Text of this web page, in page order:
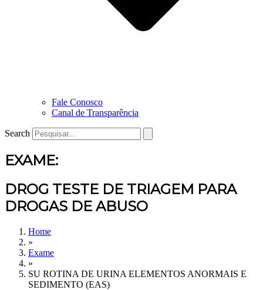
Fale Conosco
Canal de Transparência
Search
EXAME:
DROG TESTE DE TRIAGEM PARA
DROGAS DE ABUSO
Home
»
Exame
»
SU ROTINA DE URINA ELEMENTOS ANORMAIS E
SEDIMENTO (EAS)